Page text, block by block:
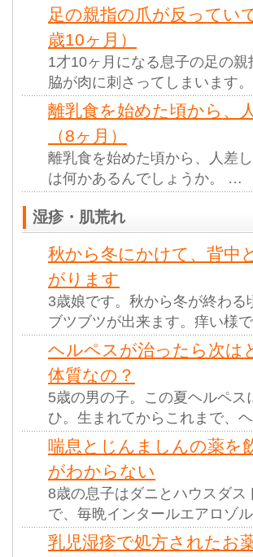
足の親指の爪が反ってい
歳10ヶ月）
1才10ヶ月になる息子の足の
脇が肉に刺さってしまいます
離乳食を始めた頃から、
（8ヶ月）
離乳食を始めた頃から、人差
は何かあるんでしょうか。 …
湿疹・肌荒れ
秋から冬にかけて、背中
がります
3歳娘です。秋から冬が終わ
ブツブツが出来ます。痒い様
ヘルペスが治ったら次は
体質なの？
5歳の男の子。この夏ヘルペ
ひ。生まれてからこれまで、
喘息とじんましんの薬を
がわからない
8歳の息子はダニとハウスダ
で、毎晩インタールエアロゾ
乳児湿疹で処方されたお